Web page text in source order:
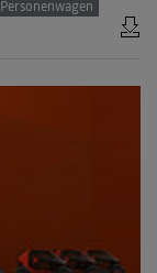
Personenwagen